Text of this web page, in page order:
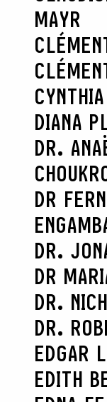
MAYR
DIANA
DR.
DR
DR.
DR
DR.
DR.
EDGAR
EDITH